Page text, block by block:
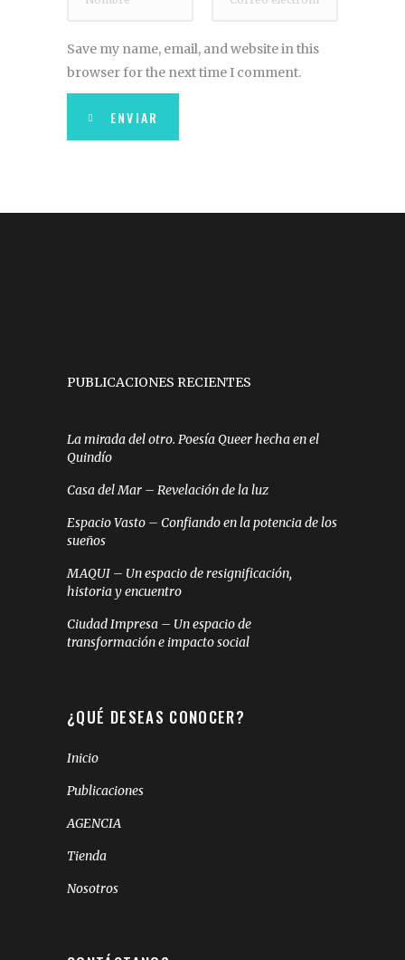
Save my name, email, and website in this
browser for the next time I comment.
ENVIAR
PUBLICACIONES RECIENTES
La mirada del otro. Poesía Queer hecha en el
Quindío
Casa del Mar – Revelación de la luz
Espacio Vasto – Confiando en la potencia de los
sueños
MAQUI – Un espacio de resignificación,
historia y encuentro
Ciudad Impresa – Un espacio de
transformación e impacto social
¿QUÉ DESEAS CONOCER?
Inicio
Publicaciones
AGENCIA
Tienda
Nosotros